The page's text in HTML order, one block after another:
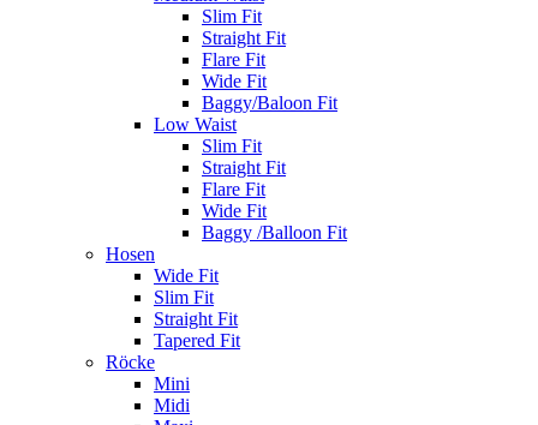
Slim Fit
Straight Fit
Flare Fit
Wide Fit
Baggy/Baloon Fit
Low Waist
Slim Fit
Straight Fit
Flare Fit
Wide Fit
Baggy /Balloon Fit
Hosen
Wide Fit
Slim Fit
Straight Fit
Tapered Fit
Röcke
Mini
Midi